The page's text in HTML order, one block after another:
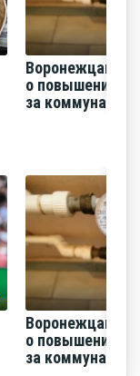
Воронежцам
о повышении
за
Воронежцам
о повышении
за